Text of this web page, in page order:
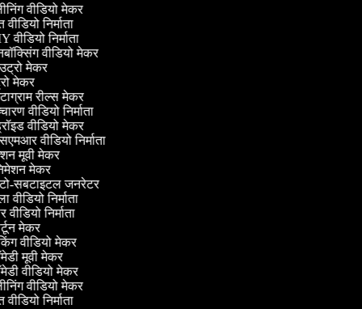
वीडियो मेकर
निर्माता
वीडियो निर्माता
वीडियो मेकर
मेकर
मेकर
रील्स मेकर
वीडियो निर्माता
वीडियो मेकर
वीडियो निर्माता
मूवी मेकर
मेकर
सबटाइटल जनरेटर
वीडियो निर्माता
निर्माता
मेकर
वीडियो मेकर
मूवी मेकर
वीडियो मेकर
वीडियो मेकर
निर्माता